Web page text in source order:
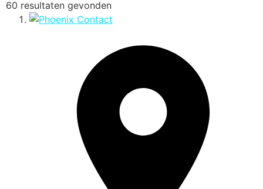
60 resultaten gevonden